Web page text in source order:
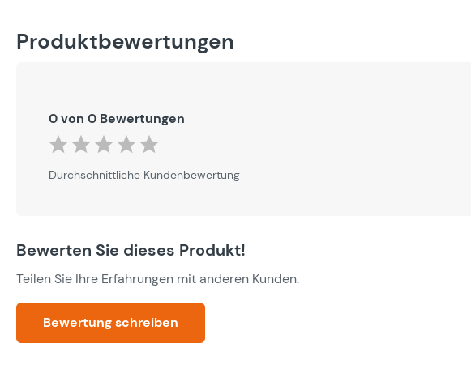
Produktbewertungen
0 von 0 Bewertungen
Durchschnittliche Bewertung von 0 von 5 Sternen
Durchschnittliche Kundenbewertung
Bewerten Sie dieses Produkt!
Teilen Sie Ihre Erfahrungen mit anderen Kunden.
Bewertung schreiben